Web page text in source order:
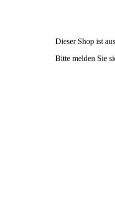
Dieser Shop ist
Bitte melden Sie